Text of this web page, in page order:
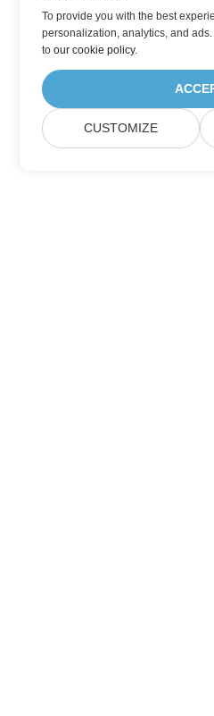
To provide you with the best
personalization, analytics, and
toour cookie policy.
CUSTOMIZE